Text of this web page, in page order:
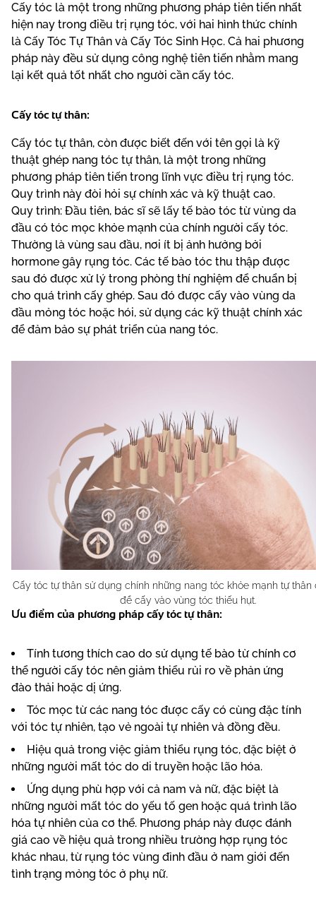
Cấy tóc là một trong những phương pháp tiên tiến nhất
hiện nay trong điều trị rụng tóc, với hai hình thức chính
là Cấy Tóc Tự Thân và Cấy Tóc Sinh Học. Cả hai phương
pháp này đều sử dụng công nghệ tiên tiến nhằm mang
lại kết quả tốt nhất cho người cần cấy tóc.
Cấy tóc tự thân:
Cấy tóc tự thân, còn được biết đến với tên gọi là kỹ
thuật ghép nang tóc tự thân, là một trong những
phương pháp tiên tiến trong lĩnh vực điều trị rụng tóc.
Quy trình này đòi hỏi sự chính xác và kỹ thuật cao.
Quy trình: Đầu tiên, bác sĩ sẽ lấy tế bào tóc từ vùng da
đầu có tóc mọc khỏe mạnh của chính người cấy tóc.
Thường là vùng sau đầu, nơi ít bị ảnh hưởng bởi
hormone gây rụng tóc. Các tế bào tóc thu thập được
sau đó được xử lý trong phòng thí nghiệm để chuẩn bị
cho quá trình cấy ghép. Sau đó được cấy vào vùng da
đầu mỏng tóc hoặc hói, sử dụng các kỹ thuật chính xác
để đảm bảo sự phát triển của nang tóc.
Cấy tóc tự thân sử dụng chính những nang tóc khỏe mạnh tự thân
để cấy vào vùng tóc thiếu hụt.
Ưu điểm của phương pháp cấy tóc tự thân:
Tính tương thích cao do sử dụng tế bào từ chính cơ
thể người cấy tóc nên giảm thiểu rủi ro về phản ứng
đào thải hoặc dị ứng.
Tóc mọc từ các nang tóc được cấy có cùng đặc tính
với tóc tự nhiên, tạo vẻ ngoài tự nhiên và đồng đều.
Hiệu quả trong việc giảm thiểu rụng tóc, đặc biệt ở
những người mất tóc do di truyền hoặc lão hóa.
Ứng dụng phù hợp với cả nam và nữ, đặc biệt là
những người mất tóc do yếu tố gen hoặc quá trình lão
hóa tự nhiên của cơ thể. Phương pháp này được đánh
giá cao về hiệu quả trong nhiều trường hợp rụng tóc
khác nhau, từ rụng tóc vùng đỉnh đầu ở nam giới đến
tình trạng mỏng tóc ở phụ nữ.